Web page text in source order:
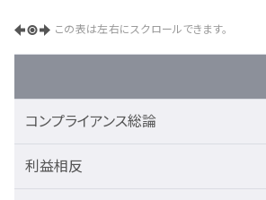
この表は左右にスクロールできます。
コンプライアンス総論
利益相反